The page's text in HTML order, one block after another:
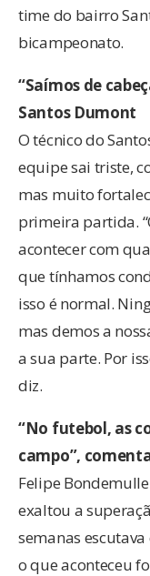
time do bairro
bicampeonato.
“Saímos de
Santos Dumont
O técnico do
equipe sai triste,
mas muito
primeira partida.
acontecer com
que tínhamos
isso é normal.
mas demos a
a sua parte. Por
diz.
“No futebol, as
campo”,
Felipe
exaltou a
semanas
o que aconteceu